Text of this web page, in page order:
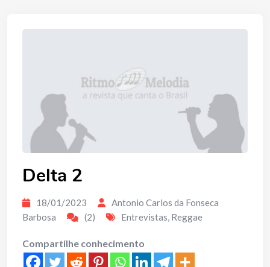
Delta 2
18/01/2023
Antonio Carlos da Fonseca
Barbosa
(2) Entrevistas, Reggae
Compartilhe conhecimento